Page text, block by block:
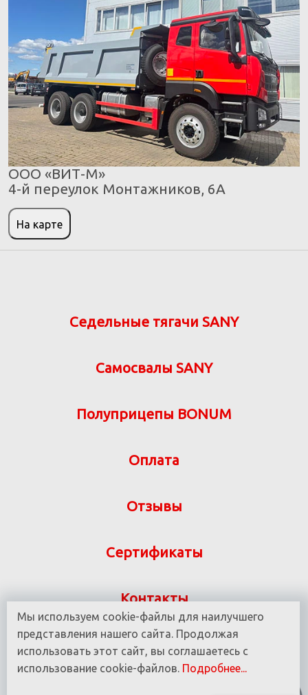
ООО «ВИТ-М»
4-й переулок Монтажников, 6А
На карте
Седельные тягачи SANY
Самосвалы SANY
Полуприцепы BONUM
Оплата
Отзывы
Сертификаты
Контакты
Указанная на сайте информация не является
публичной офертой ООО «ВИТ-М» УНП 190780937
© 2016 - 2025 Все права защищены.
Мы используем cookie-файлы для наилучшего
представления нашего сайта. Продолжая
использовать этот сайт, вы соглашаетесь с
использование cookie-файлов. Подробнее...